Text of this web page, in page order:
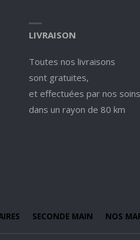
LIVRAISON
Toutes nos livraisons
sont gratuites,
et effectuées par nos soins
dans un rayon de 80 km
SECONDE MAIN NOS